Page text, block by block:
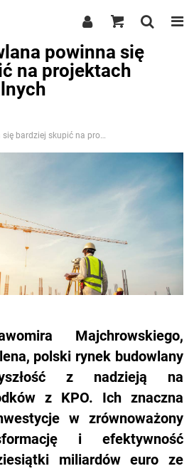
powinna się
na projektach
Branża budowlana powinna się bardziej skupić na projektach infrastrukturalnych
Majchrowskiego,
polski rynek budowlany
z nadzieją na
z KPO. Ich znaczna
w zrównoważony
i efektywność
miliardów euro ze